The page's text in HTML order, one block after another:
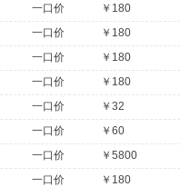
一口价 ￥180
一口价 ￥180
一口价 ￥180
一口价 ￥180
一口价 ￥32
一口价 ￥60
一口价 ￥5800
一口价 ￥180